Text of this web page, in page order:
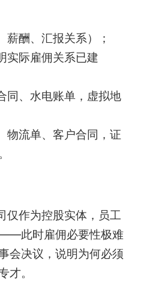
薪酬、汇报关系）；
实际雇佣关系已建
同、水电账单，虚拟地
物流单、客户合同，证
仅作为控股实体，员工
此时雇佣必要性极难
会决议，说明为何必须
才。